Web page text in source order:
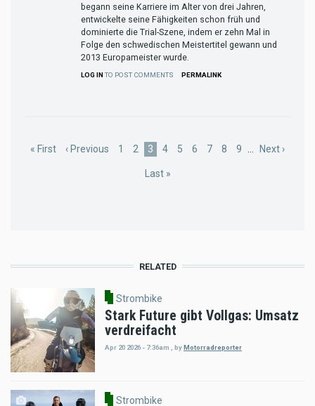
begann seine Karriere im Alter von drei Jahren,
entwickelte seine Fähigkeiten schon früh und
dominierte die Trial-Szene, indem er zehn Mal in
Folge den schwedischen Meistertitel gewann und
2013 Europameister wurde.
LOG IN TO POST COMMENTS PERMALINK
First
« First
Previous
‹ Previous Page
1 Page
2
Current
3 Page
4 Page
5 Page
6 Page
7 Page
8 Page
9
Next
Next ›
Last
Last »
RELATED
Strombike
Stark Future gibt Vollgas: Umsatz
verdreifacht
Apr 20 2026 - 7:36am byMotorradreporter
Strombike